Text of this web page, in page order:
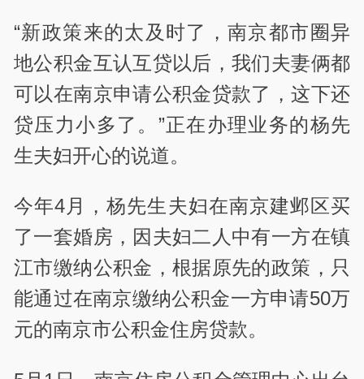
“新政策来的太及时了，南京都市圈异
地公积金互认互贷以后，我们夫妻俩都
可以在南京申请公积金贷款了，这下还
贷压力小多了。”正在办理业务的杨先
生夫妇开心的说道。
今年4月，杨先生夫妇在南京建邺区买
了一套婚房，因夫妇二人中有一方在镇
江市缴纳公积金，根据原先的政策，只
能通过在南京缴纳公积金一方申请50万
元的南京市公积金住房贷款。